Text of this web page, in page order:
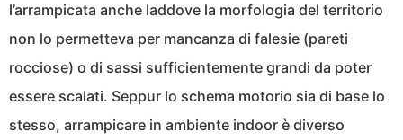
l’arrampicata anche laddove la morfologia del territorio
non lo permetteva per mancanza di falesie (pareti
rocciose) o di sassi sufficientemente grandi da poter
essere scalati. Seppur lo schema motorio sia di base lo
stesso, arrampicare in ambiente indoor è diverso